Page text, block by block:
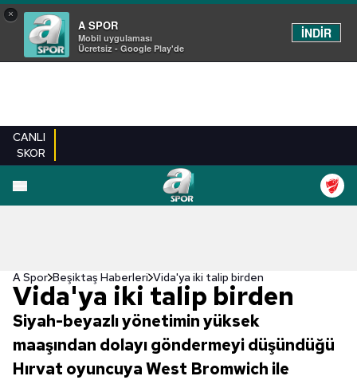
×
A SPOR
Mobil uygulaması
Ücretsiz - Google Play'de
İNDİR
CANLI
SKOR
A Spor Beşiktaş Haberleri Vida'ya iki talip birden
Vida'ya iki talip birden
Siyah-beyazlı yönetimin yüksek
maaşından dolayı göndermeyi düşündüğü
Hırvat oyuncuya West Bromwich ile